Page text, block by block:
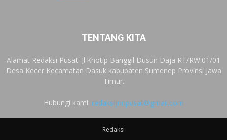
TENTANG KITA
Alamat Redaksi Pusat: Jl.Khotip Banggil Dusun Daja RT/RW.01/01
Desa Kecer Kecamatan Dasuk kabupaten Sumenep Provinsi Jawa
Timur.
Hubungi kami: redaksijnnpusat@gmail.com
Redaksi